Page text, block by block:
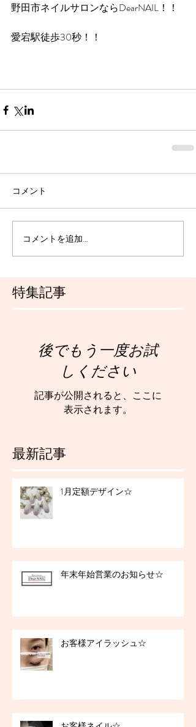
特集記事
最新記事
野田市ネイルサロンならDearNAIL！！
愛宕駅徒歩30秒！！
コメント
コメントを追加…
後でもう一度お試
しください
記事が公開されると、ここに
表示されます。
1月定額デザイン☆
年末年始営業のお知らせ☆
お客様アイラッシュ☆